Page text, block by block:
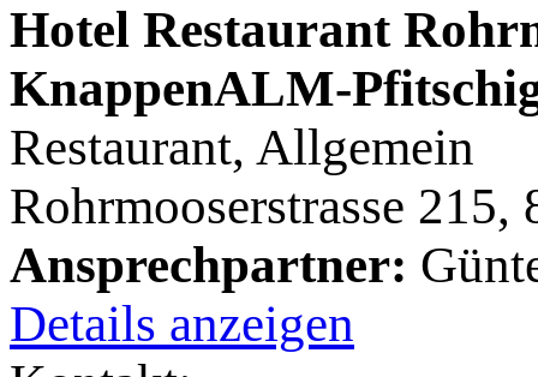
Hotel Restaurant
KnappenALM-
Restaurant, Allgemein
Rohrmooserstrasse 215,
Ansprechpartner:
Details anzeigen